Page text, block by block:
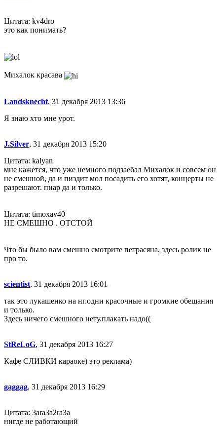
Цитата: kv4dro
это как понимать?
Михалок красава
Landsknecht, 31 декабря 2013 13:36
Я знаю хто мне урот.
J.Silver, 31 декабря 2013 15:20
Цитата: kalyan
мне кажется, что уже немного подзаебал Михалок и совсем он
не смешной, да и пиздит мол посадить его хотят, концерты не
разрешают. пиар да и только.
Цитата: timoxav40
НЕ СМЕШНО . ОТСТОЙ
Что бы было вам смешно смотрите петрасяна, здесь ролик не
про то.
scientist, 31 декабря 2013 16:01
так это лукашенко на нг.одни красочные и громкие обещания
и только.
Здесь ничего смешного нету.плакать надо((
StReLoG, 31 декабря 2013 16:27
Кафе СЛИВКИ караоке) это реклама)
gaggag, 31 декабря 2013 16:29
Цитата: 3ara3a2ra3a
нигде не работающий